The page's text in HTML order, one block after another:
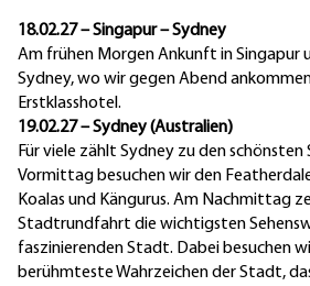
18.02.27 – Singapur – Sydney
Am frühen Morgen Ankunft in Singapur
Sydney, wo wir gegen Abend
Erstklasshotel.
19.02.27 – Sydney (Australien)
Für viele zählt Sydney zu den
Vormittag besuchen wir den
Koalas und Kängurus. Am Nachmittag
Stadtrundfahrt die wichtigsten
faszinierenden Stadt. Dabei besuchen
berühmteste Wahrzeichen der Stadt,